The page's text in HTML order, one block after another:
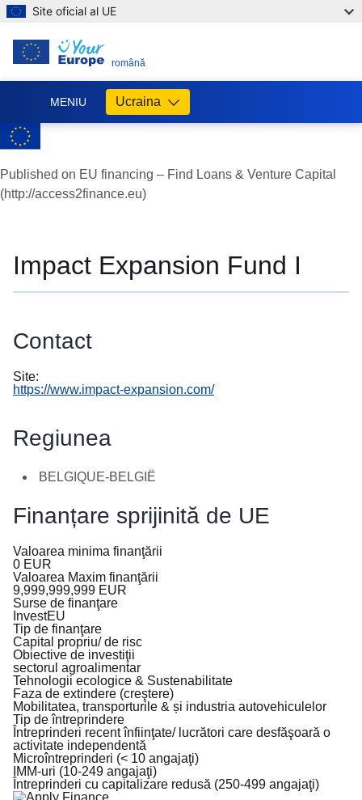
Site oficial al UE
română
MENIU Ucraina
Україні
з
України,
що
Україні
Iнформація
для
Informații
pentru
persoanele
fug
războiului
Published on EU financing – Find Loans & Venture Capital
(http://access2finance.eu)
Impact Expansion Fund I
Contact
Site:
https://www.impact-expansion.com/
Regiunea
BELGIQUE-BELGIË
Finanțare sprijinită de UE
Valoarea minima finanţării
0 EUR
Valoarea Maxim finanţării
9,999,999,999 EUR
Surse de finanţare
InvestEU
Tip de finanţare
Capital propriu/ de risc
Obiective de investiţii
sectorul agroalimentar
Tehnologii ecologice & Sustenabilitate
Faza de extindere (creştere)
Mobilitatea, transporturile & și industria autovehiculelor
Tip de întreprindere
Întreprinderi recent înfiinţate/ lucrători care desfăşoară o
activitate independentă
Microîntreprinderi (< 10 angajaţi)
IMM-uri (10-249 angajaţi)
Întreprinderi cu capitalizare redusă (250-499 angajaţi)